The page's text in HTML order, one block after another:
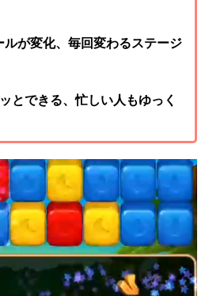
ルが変化、毎回変わるステージ
とできる、忙しい人もゆっく